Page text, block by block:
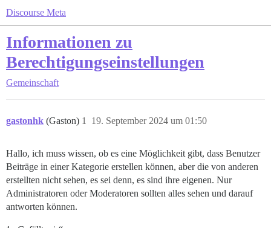
Discourse Meta
Informationen zu
Berechtigungseinstellungen
Gemeinschaft
gastonhk (Gaston) 19. September 2024 um 01:50
1
Hallo, ich muss wissen, ob es eine Möglichkeit gibt, dass Benutzer
Beiträge in einer Kategorie erstellen können, aber die von anderen
erstellten nicht sehen, es sei denn, es sind ihre eigenen. Nur
Administratoren oder Moderatoren sollten alles sehen und darauf
antworten können.